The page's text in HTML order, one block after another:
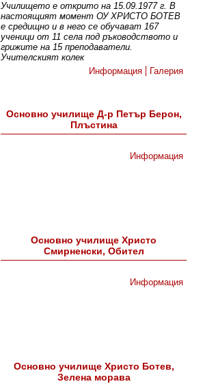
Училището е открито на 15.09.1977 г. В
настоящият момент ОУ ХРИСТО БОТЕВ
е средищно и в него се обучават 167
ученици от 11 села под ръководството и
грижите на 15 преподаватели.
Учителският колек
Информация
Галерия
Основно училище Д-р Петър Берон,
Плъстина
Информация
Основно училище Христо
Смирненски, Обител
Информация
Основно училище Христо Ботев,
Зелена морава